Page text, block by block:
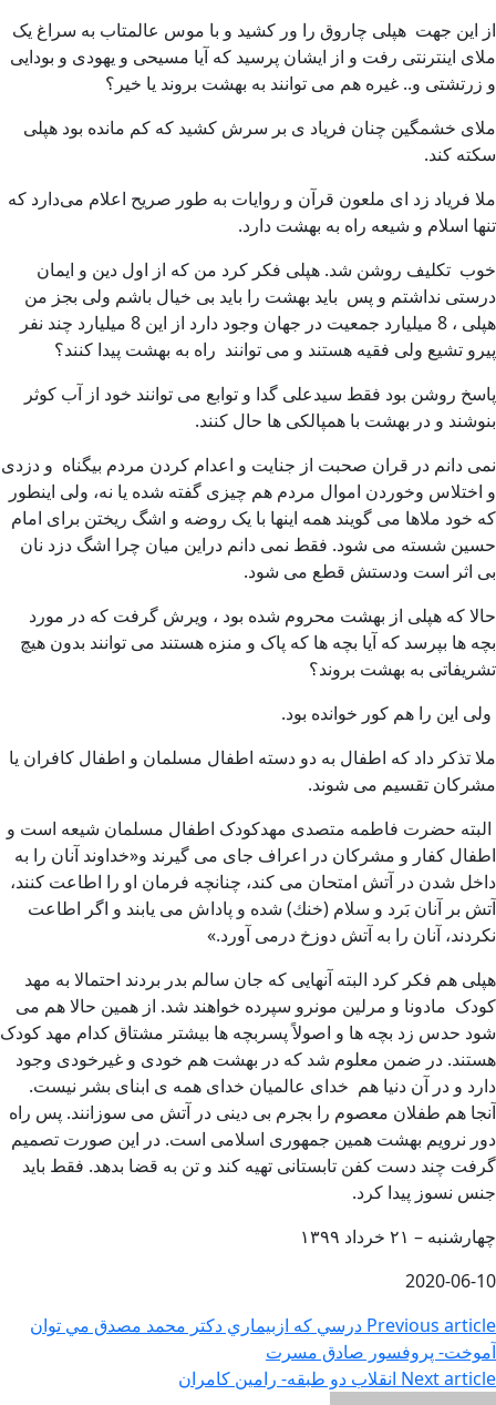
از این جهت هپلی چاروق را ور کشید و با موس عالمتاب به سراغ یک
ملای اینترنتی رفت و از ایشان پرسید که آیا مسیحی و یهودی و بودایی
و زرتشتی و.. غیره هم می توانند به بهشت بروند یا خیر؟
ملای خشمگین چنان فریاد ی بر سرش کشید که کم مانده بود هپلی
سکته کند.
ملا فریاد زد ای ملعون قرآن و روایات به طور صریح اعلام می‌دارد که
تنها اسلام و شیعه راه به بهشت دارد.
خوب تکلیف روشن شد. هپلی فکر کرد من که از اول دین و ایمان
درستی نداشتم و پس باید بهشت را باید بی خیال باشم ولی بجز من
هپلی ، 8 میلیارد جمعیت در جهان وجود دارد از این 8 میلیارد چند نفر
پیرو تشیع ولی فقیه هستند و می توانند راه به بهشت پیدا کنند؟
پاسخ روشن بود فقط سیدعلی گدا و توابع می توانند خود از آب کوثر
بنوشند و در بهشت با همپالکی ها حال کنند.
نمی دانم در قران صحبت از جنایت و اعدام کردن مردم بیگناه و دزدی
و اختلاس وخوردن اموال مردم هم چیزی گفته شده یا نه، ولی اینطور
که خود ملاها می گویند همه اینها با یک روضه و اشگ ریختن برای امام
حسین شسته می شود. فقط نمی دانم دراین میان چرا اشگ دزد نان
بی اثر است ودستش قطع می شود.
حالا که هپلی از بهشت محروم شده بود ، ویرش گرفت که در مورد
بچه ها بپرسد که آیا بچه ها که پاک و منزه هستند می توانند بدون هیچ
تشریفاتی به بهشت بروند؟
ولی این را هم کور خوانده بود.
ملا تذکر داد که اطفال به دو دسته اطفال مسلمان و اطفال كافران يا
مشركان تقسيم مى شوند.
البته حضرت فاطمه متصدی مهدکودک اطفال مسلمان شیعه است و
اطفال کفار و مشرکان در اعراف جای می گیرند و«خداوند آنان را به
داخل شدن در آتش امتحان مى كند، چنانچه فرمان او را اطاعت كنند،
آتش بر آنان بَرد و سلام (خنك) شده و پاداش مى يابند و اگر اطاعت
نكردند، آنان را به آتش دوزخ درمى آورد.»
هپلی هم فکر کرد البته آنهایی که جان سالم بدر بردند احتمالا به مهد
کودک مادونا و مرلین مونرو سپرده خواهند شد. از همین حالا هم ​می
شود حدس زد بچه ها و اصولاً پسربچه ها بیشتر مشتاق کدام مهد کودک
هستند. در ضمن معلوم شد که در بهشت هم خودی و غیرخودی وجود
دارد و در آن دنیا هم خدای عالمیان خدای همه ی ابنای بشر نیست.
آنجا هم طفلان معصوم را بجرم بی دینی در آتش می سوزانند. پس راه
دور نرویم بهشت همین جمهوری اسلامی است. در این صورت تصمیم
گرفت چند دست کفن تابستانی تهیه کند و تن به قضا بدهد. فقط باید
جنس نسوز پیدا کرد.
چهارشنبه – ۲۱ خرداد ۱۳۹۹
2020-06-10
Previous article درسي كه ازبيماري دكتر محمد مصدق مي توان
آموخت- پروفسور صادق مسرت
Next article انقلاب دو طبقه- رامین کامران